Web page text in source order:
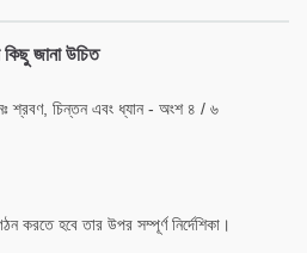
জানা উচিত
শ্রবণ, চিন্তন এবং ধ্যান - অংশ ৪ / ৬
করতে হবে তার উপর সম্পূর্ণ নির্দেশিকা।